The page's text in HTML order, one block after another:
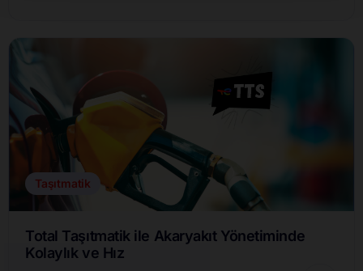
Taşıtmatik
Total Taşıtmatik ile Akaryakıt Yönetiminde
Kolaylık ve Hız